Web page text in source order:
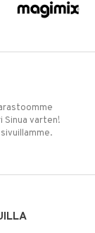
Sinua varten!